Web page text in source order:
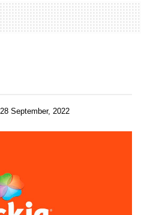
28 September, 2022